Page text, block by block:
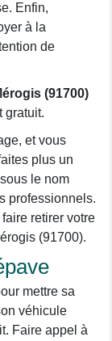
Enfin,
à la
de
(91700)
gratuit.
et vous
plus un
le nom
professionnels.
retirer votre
(91700).
mettre sa
véhicule
Faire appel à